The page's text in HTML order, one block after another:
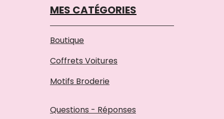
MES CATÉGORIES
Boutique
Coffrets Voitures
Motifs Broderie
Questions - Réponses